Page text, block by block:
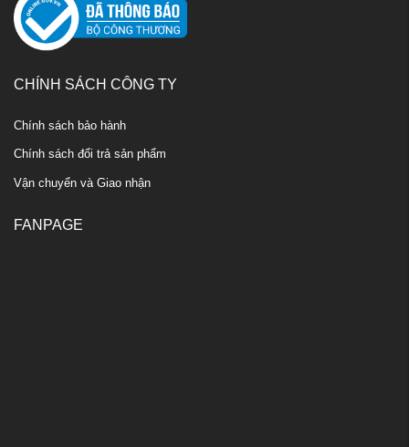
CHÍNH SÁCH CÔNG TY
Chính sách bảo hành
Chính sách đổi trả sản phẩm
Vận chuyển và Giao nhận
FANPAGE